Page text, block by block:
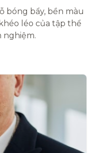
bóng bẩy, bền màu
léo của tập thể
nghiệm.